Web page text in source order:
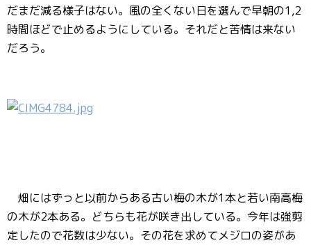
だまだ減る様子はない。風の全くない日を選んで早朝の1,2
時間ほどで止めるようにしている。それだと苦情は来ない
だろう。
畑にはずっと以前からある古い梅の木が1本と若い南高梅
の木が2本ある。どちらも花が咲き出している。今年は強剪
定したので花数は少ない。その花を求めてメジロの姿があ